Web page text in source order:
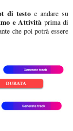
di testoe andare su
e Attività prima di
che poi potrà essere